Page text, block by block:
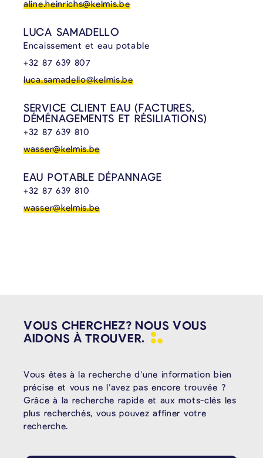
aline.heinrichs@kelmis.be
LUCA SAMADELLO
Encaissement et eau potable
+32 87 639 807
luca.samadello@kelmis.be
SERVICE CLIENT EAU (FACTURES,
DÉMÉNAGEMENTS ET RÉSILIATIONS)
+32 87 639 810
wasser@kelmis.be
EAU POTABLE DÉPANNAGE
+32 87 639 810
wasser@kelmis.be
VOUS CHERCHEZ? NOUS VOUS
AIDONS ÀTROUVER.
Vous êtes à la recherche d’une information bien
précise et vous ne l’avez pas encore trouvée ?
Grâce à la recherche rapide et aux mots-clés les
plus recherchés, vous pouvez affiner votre
recherche.